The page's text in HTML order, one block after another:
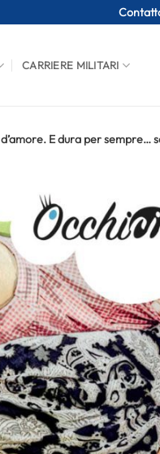
CARRIERE MILITARI
E dura per sempre…